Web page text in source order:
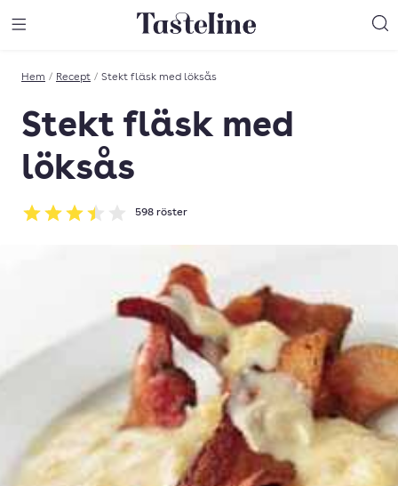
Till Tastelines startsida
Hem / Recept / Stekt fläsk med löksås
Stekt fläsk med
löksås
Betyg: 3.46 av 5
598 röster